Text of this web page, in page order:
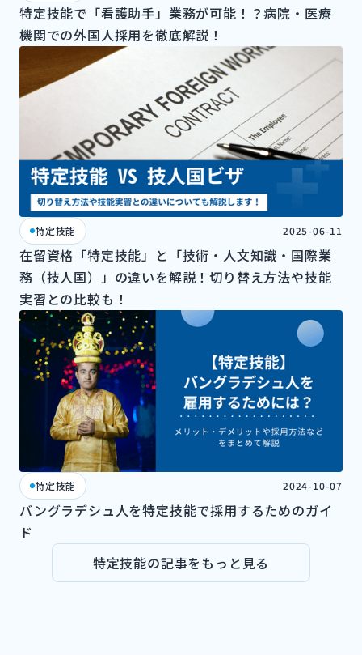
特定技能で「看護助手」業務が可能！？病院・医療
機関での外国人採用を徹底解説！
特定技能 2025-06-11
在留資格「特定技能」と「技術・人文知識・国際業
務（技人国）」の違いを解説！切り替え方法や技能
実習との比較も！
特定技能 2024-10-07
バングラデシュ人を特定技能で採用するためのガイ
ド
特定技能の記事をもっと見る